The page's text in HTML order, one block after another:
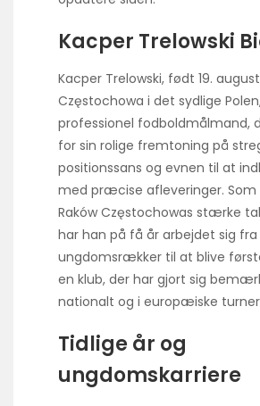
Kacper Trelowski
Kacper Trelowski, født 19.
Częstochowa i det sydlige
professionel fodboldmålmand,
for sin rolige fremtoning på
positionssans og evnen til at
med præcise afleveringer. Som
Raków Częstochowas stærke
har han på få år arbejdet sig fra
ungdomsrækker til at blive
en klub, der har gjort sig
nationalt og i europæiske
Tidlige år og
ungdomskarriere